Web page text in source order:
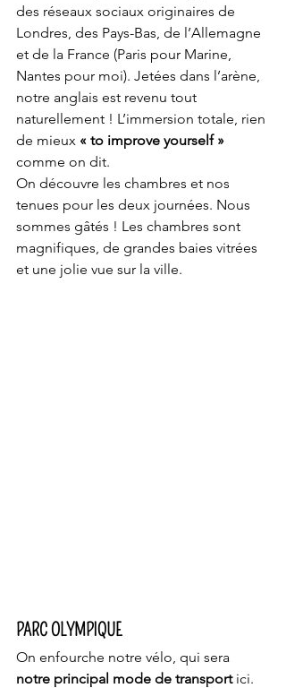
des réseaux sociaux originaires de
Londres, des Pays-Bas, de l’Allemagne
et de la France (Paris pour Marine,
Nantes pour moi). Jetées dans l’arène,
notre anglais est revenu tout
naturellement ! L’immersion totale, rien
de mieux « to improve yourself »
comme on dit.
On découvre les chambres et nos
tenues pour les deux journées. Nous
sommes gâtés ! Les chambres sont
magnifiques, de grandes baies vitrées
et une jolie vue sur la ville.
PARC OLYMPIQUE
On enfourche notre vélo, qui sera
notre principal mode de transport ici.